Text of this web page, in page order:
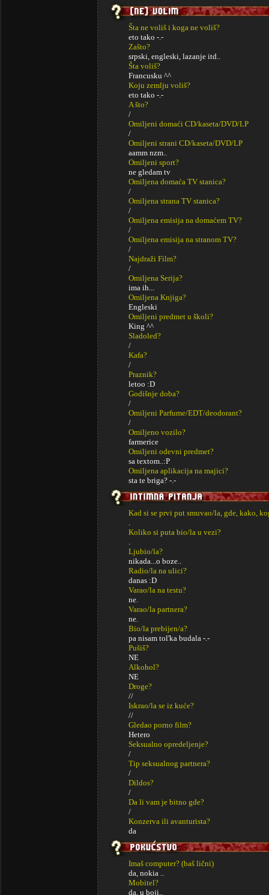
Šta ne voliš i koga ne voliš?
eto tako -.-
Zašto?
srpski, engleski, lazanje itd..
Šta voliš?
Francusku ^^
Koju zemlju voliš?
eto tako -.-
A što?
/
Omiljeni domaći CD/kaseta/DVD/LP
/
Omiljeni strani CD/kaseta/DVD/LP
aamm nzm..
Omiljeni sport?
ne gledam tv
Omiljena domaća TV stanica?
/
Omiljena strana TV stanica?
/
Omiljena emisija na domaćem TV?
/
Omiljena emisija na stranom TV?
/
Najdraži Film?
/
Omiljena Serija?
ima ih...
Omiljena Knjiga?
Engleski
Omiljeni predmet u školi?
King ^^
Sladoled?
/
Kafa?
/
Praznik?
letoo :D
Godišnje doba?
/
Omiljeni Parfume/EDT/deodorant?
/
Omiljeno vozilo?
farmerice
Omiljeni odevni predmet?
sa textom..:P
Omiljena aplikacija na majici?
sta te briga? -.-
Kad si se prvi put smuvao/la, gde, kako,
.
Koliko si puta bio/la u vezi?
.
Ljubio/la?
nikada...o boze..
Radio/la na ulici?
danas :D
Varao/la na testu?
ne.
Varao/la partnera?
ne.
Bio/la prebijen/a?
pa nisam tol'ka budala -.-
Pušiš?
NE
Alkohol?
NE
Droge?
//
Iskrao/la se iz kuće?
//
Gledao porno film?
Hetero
Seksualno opredeljenje?
/
Tip seksualnog partnera?
/
Dildos?
/
Da li vam je bitno gde?
/
Konzerva ili avanturista?
da
Imaš computer? (baš lični)
da, nokia ..
Mobitel?
da, u boji..